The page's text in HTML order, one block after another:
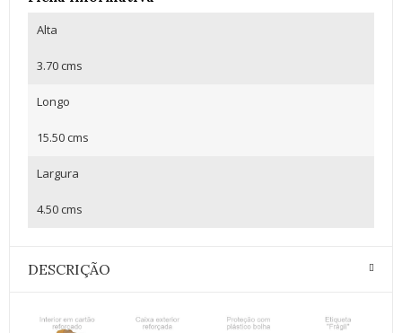
Alta
3.70 cms
Longo
15.50 cms
Largura
4.50 cms
DESCRIÇÃO